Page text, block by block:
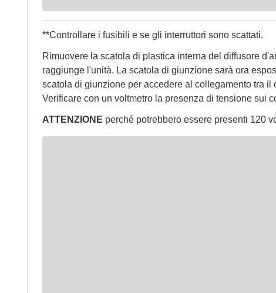
**Controllare i fusibili e se gli interruttori sono scattati.
Rimuovere la scatola di plastica interna del diffusore
raggiunge l'unità. La scatola di giunzione sarà ora
scatola di giunzione per accedere al collegamento tra il
Verificare con un voltmetro la presenza di tensione sui
ATTENZIONE perché potrebbero essere presenti 120